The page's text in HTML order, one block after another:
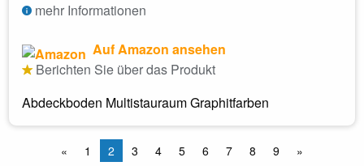
mehr Informationen
Auf Amazon ansehen
Berichten Sie über das Produkt
Abdeckboden Multistauraum Graphitfarben
« 1 2 3 4 5 6 7 8 9 »